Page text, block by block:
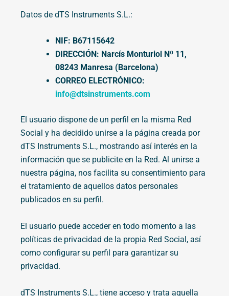
Datos de dTS Instruments S.L.:
NIF: B67115642
DIRECCIÓN: Narcís Monturiol Nº 11,
08243 Manresa (Barcelona)
CORREO ELECTRÓNICO:
info@dtsinstruments.com
El usuario dispone de un perfil en la misma Red
Social y ha decidido unirse a la página creada por
dTS Instruments S.L., mostrando así interés en la
información que se publicite en la Red. Al unirse a
nuestra página, nos facilita su consentimiento para
el tratamiento de aquellos datos personales
publicados en su perfil.
El usuario puede acceder en todo momento a las
políticas de privacidad de la propia Red Social, así
como configurar su perfil para garantizar su
privacidad.
dTS Instruments S.L., tiene acceso y trata aquella